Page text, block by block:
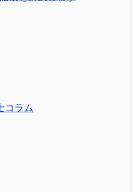
コラム